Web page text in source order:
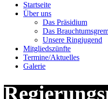
Startseite
Über uns
Das Präsidium
Das
Unsere Ringjugend
Mitgliedszünfte
Termine/Aktuelles
Galerie